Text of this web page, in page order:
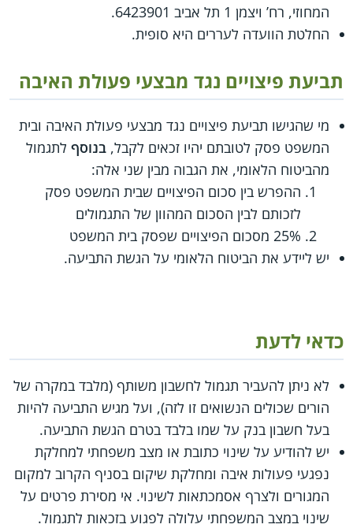
המחוזי, רח’ ויצמן 1 תל אביב 6423901.
החלטת הוועדה לעררים היא סופית.
תביעת פיצויים נגד מבצעי פעולת האיבה
מי שהגישו תביעת פיצויים נגד מבצעי פעולת האיבה ובית
המשפט פסק לטובתם יהיו זכאים לקבל, בנוסף לתגמול
מהביטוח הלאומי, את הגבוה מבין שני אלה:
ההפרש בין סכום הפיצויים שבית המשפט פסק
לזכותם לבין הסכום המהוון של התגמולים
25% מסכום הפיצויים שפסק בית המשפט
יש ליידע את הביטוח הלאומי על הגשת התביעה.
כדאי לדעת
לא ניתן להעביר תגמול לחשבון משותף (מלבד במקרה של
הורים שכולים הנשואים זו לזה), ועל מגיש התביעה להיות
בעל חשבון בנק על שמו בלבד בטרם הגשת התביעה.
יש להודיע על שינוי כתובת או מצב משפחתי למחלקת
נפגעי פעולות איבה ומחלקת שיקום בסניף הקרוב למקום
המגורים ולצרף אסמכתאות לשינוי. אי מסירת פרטים על
שינוי במצב המשפחתי עלולה לפגוע בזכאות לתגמול.